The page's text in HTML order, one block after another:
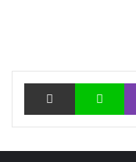
ڤايبر لاين مشاركة عبر